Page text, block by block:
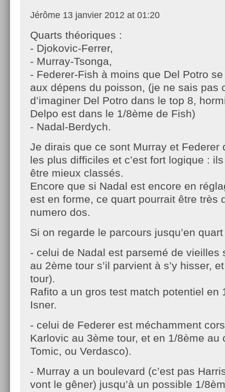
Jérôme 13 janvier 2012 at 01:20
Quarts théoriques :
- Djokovic-Ferrer,
- Murray-Tsonga,
- Federer-Fish à moins que Del Potro
aux dépens du poisson, (je ne sais pas
d’imaginer Del Potro dans le top 8,
Delpo est dans le 1/8ème de Fish)
- Nadal-Berdych.
Je dirais que ce sont Murray et Federer
les plus difficiles et c’est fort logique : ils
être mieux classés.
Encore que si Nadal est encore en
est en forme, ce quart pourrait être très
numero dos.
Si on regarde le parcours jusqu’en
- celui de Nadal est parsemé de vieilles
au 2ème tour s’il parvient à s’y hisser,
tour).
Rafito a un gros test match potentiel en
Isner.
- celui de Federer est méchamment
Karlovic au 3ème tour, et en 1/8ème au
Tomic, ou Verdasco).
- Murray a un boulevard (c’est pas
vont le gêner) jusqu’à un possible 1/